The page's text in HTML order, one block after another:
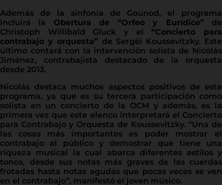
Además de la sinfonía de Gounod, el programa
incluirá la Obertura de “Orfeo y Eurídice” de
Christoph Willibald Gluck y el “Concierto para
contrabajo y orquesta” de Sergéi Koussevitzky. Este
último contará con la intervención solista de Nicolás
Jiménez, contrabajista destacado de la orquesta
desde 2013.
Nicolás destaca muchos aspectos positivos de este
programa, ya que es su tercera participación como
solista en un concierto de la OCM y además, es la
primera vez que este elenco interpretará el Concierto
para Contrabajo y Orquesta de Koussevitzky. “Una de
las cosas más importantes es poder mostrar el
contrabajo al público y demostrar que tiene una
riqueza musical la cual abarca diferentes estilos y
tonos, desde sus notas más graves de las cuerdas
frotadas hasta notas agudas que pocas veces se ven
en el contrabajo”, manifestó el joven músico.